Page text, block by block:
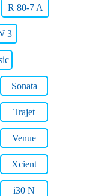
R 80-7 A
3
Sonata
Trajet
Venue
Xcient
i30 N